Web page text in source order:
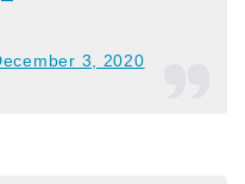
3, 2020